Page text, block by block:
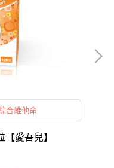
合維他命
愛吾兒】